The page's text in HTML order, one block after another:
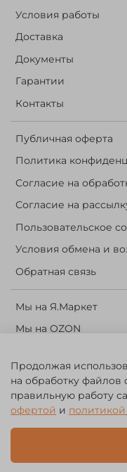
Условия работы
Доставка
Документы
Гарантии
Контакты
Публичная оферта
Политика
Согласие на
Согласие на
Пользовательское
Условия обмена и
Обратная связь
Мы на Я.Маркет
Мы на OZON
Корзина
©️ 2014 - 2024 Forest
ЧЕСТНЫЙ БИЗНЕС
Продолжая
на обработку файлов
правильную работу
офертой и